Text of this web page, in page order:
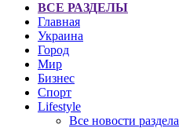
ВСЕ РАЗДЕЛЫ
Главная
Украина
Город
Мир
Бизнес
Спорт
Lifestyle
Все новости раздела